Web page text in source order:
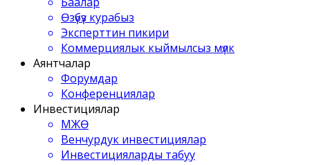
Өзүбүз курабыз
Эксперттин пикири
Коммерциялык кыймылсыз мүлк
Аянтчалар
Форумдар
Конференциялар
Инвестициялар
МЖӨ
Венчурдук инвестициялар
Инвестицияларды табуу